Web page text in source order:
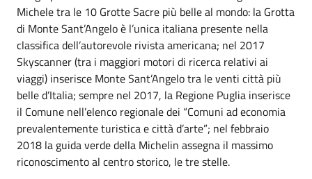
Michele tra le 10 Grotte Sacre più belle al mondo: la Grotta
di Monte Sant’Angelo è l’unica italiana presente nella
classifica dell’autorevole rivista americana; nel 2017
Skyscanner (tra i maggiori motori di ricerca relativi ai
viaggi) inserisce Monte Sant’Angelo tra le venti città più
belle d’Italia; sempre nel 2017, la Regione Puglia inserisce
il Comune nell’elenco regionale dei “Comuni ad economia
prevalentemente turistica e città d’arte”; nel febbraio
2018 la guida verde della Michelin assegna il massimo
riconoscimento al centro storico, le tre stelle.